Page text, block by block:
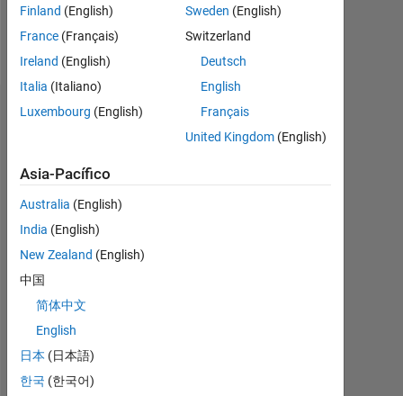
Languages:
English
Pronouns:
Panel de control
Finland (English)
France (Français)
Ireland (English)
Italia (Italiano)
Luxembourg (English)
Sweden (English)
Switzerland
Deutsch
English
Français
United Kingdom(English)
Asia-Pacífico
Australia (English)
India (English)
New Zealand (English)
中国
简体中文
English
日本 (日本語)
한국 (한국어)